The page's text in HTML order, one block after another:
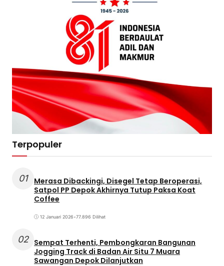
Terpopuler
01
Merasa Dibackingi, Disegel Tetap Beroperasi,
Satpol PP Depok Akhirnya Tutup Paksa Koat
Coffee
12 Januari 2026•77.896 Dilihat
02 Sempat Terhenti, Pembongkaran Bangunan
Jogging Track di Badan Air Situ 7 Muara
Sawangan Depok Dilanjutkan